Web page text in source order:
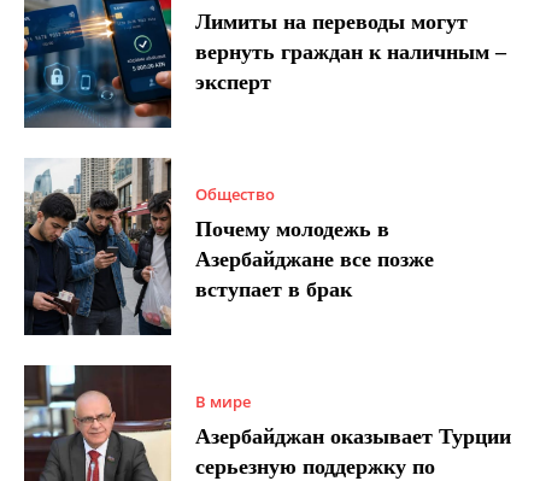
Лимиты на переводы могут
вернуть граждан к наличным –
эксперт
Общество
Почему молодежь в
Азербайджане все позже
вступает в брак
В мире
Азербайджан оказывает Турции
серьезную поддержку по